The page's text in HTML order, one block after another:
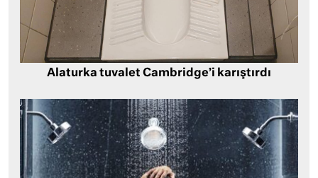
Alaturka tuvalet Cambridge’i karıştırdı